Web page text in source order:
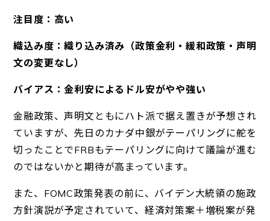
注目度：高い
織込み度：織り込み済み（政策金利・緩和政策・声明
文の変更なし）
バイアス：金利安によるドル安がやや強い
金融政策、声明文ともにハト派で据え置きが予想され
ていますが、先日のカナダ中銀がテーパリングに舵を
切ったことでFRBもテーパリングに向けて議論が進む
のではないかと期待が高まっています。
また、FOMC政策発表の前に、バイデン大統領の施政
方針演説が予定されていて、経済対策案＋増税案が発